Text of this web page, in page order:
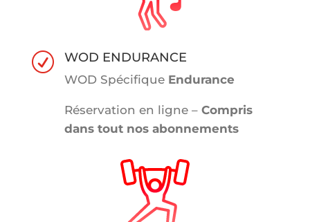
R WOD ENDURANCE
WOD Spécifique Endurance
Réservation en ligne – Compris
dans tout nos abonnements